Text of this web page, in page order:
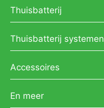
Thuisbatterij
Thuisbatterij systemen
Accessoires
En meer